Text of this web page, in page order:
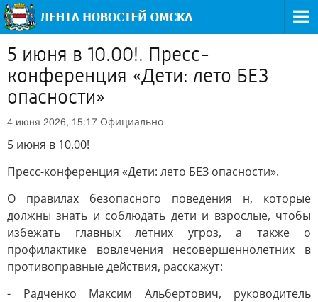
5 июня в 10.00!. Пресс-
конференция «Дети: лето БЕЗ
опасности»
4 июня 2026, 15:17 Официально
5 июня в 10.00!
Пресс-конференция «Дети: лето БЕЗ опасности».
О правилах безопасного поведения н, которые
должны знать и соблюдать дети и взрослые, чтобы
избежать главных летних угроз, а также о
профилактике вовлечения несовершеннолетних в
противоправные действия, расскажут:
- Радченко Максим Альбертович, руководитель